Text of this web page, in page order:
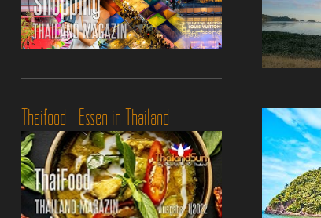
Thaifood - Essen in Thailand